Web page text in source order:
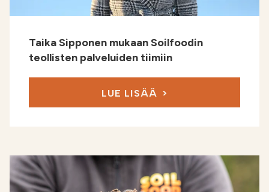
Taika Sipponen mukaan Soilfoodin
teollisten palveluiden tiimiin
LUE LISÄÄ